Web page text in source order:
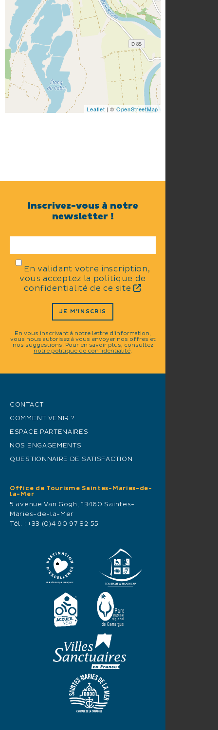
Leaflet | ©OpenStreetMap
Inscrivez-vous à notre
newsletter !
En validant votre inscription,
vous acceptez la politique de
confidentialité de ce site
JE M'INSCRIS
En vous inscrivant à notre lettre d'information,
vous nous autorisez à vous envoyer nos offres et
nos suggestions. Pour en savoir plus, consultez
notre politique de confidentialité.
CONTACT
COMMENT VENIR ?
ESPACE PARTENAIRES
NOS ENGAGEMENTS
QUESTIONNAIRE DE SATISFACTION
Office de Tourisme Saintes-Maries-de-
la-Mer
5 avenue Van Gogh, 13460 Saintes-
Maries-de-la-Mer
Tél. : +33 (0)4 90 97 82 55